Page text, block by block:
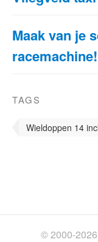
Maak van je
racemachine!
TAGS
Wieldoppen 14
© 2000-